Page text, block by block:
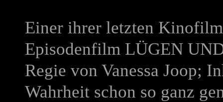
Einer ihrer letzten
Episodenfilm LÜGEN
Regie von Vanessa Joop;
Wahrheit schon so ganz